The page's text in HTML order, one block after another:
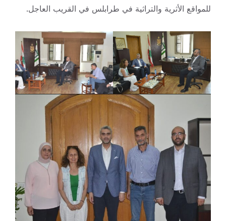
للمواقع الأثرية والتراثية في طرابلس في القريب العاجل.